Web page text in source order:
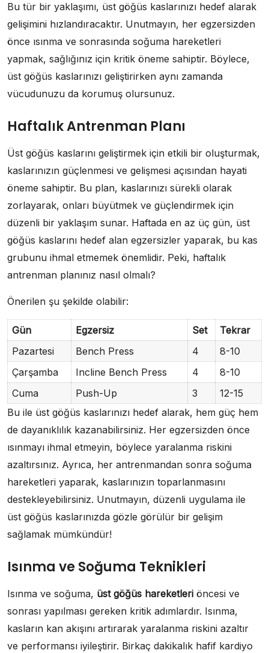
Bu tür bir yaklaşımı, üst göğüs kaslarınızı hedef alarak
gelişimini hızlandıracaktır. Unutmayın, her egzersizden
önce ısınma ve sonrasında soğuma hareketleri
yapmak, sağlığınız için kritik öneme sahiptir. Böylece,
üst göğüs kaslarınızı geliştirirken aynı zamanda
vücudunuzu da korumuş olursunuz.
Haftalık Antrenman Planı
Üst göğüs kaslarını geliştirmek için etkili bir oluşturmak,
kaslarınızın güçlenmesi ve gelişmesi açısından hayati
öneme sahiptir. Bu plan, kaslarınızı sürekli olarak
zorlayarak, onları büyütmek ve güçlendirmek için
düzenli bir yaklaşım sunar. Haftada en az üç gün, üst
göğüs kaslarını hedef alan egzersizler yaparak, bu kas
grubunu ihmal etmemek önemlidir. Peki, haftalık
antrenman planınız nasıl olmalı?
Önerilen şu şekilde olabilir:
Gün Egzersiz Set
Tekrar
Pazartesi
Bench Press 4
8-10
Çarşamba
Incline Bench Press 4
8-10
Cuma
Push-Up 3
12-15
Bu ile üst göğüs kaslarınızı hedef alarak, hem güç hem
de dayanıklılık kazanabilirsiniz. Her egzersizden önce
ısınmayı ihmal etmeyin, böylece yaralanma riskini
azaltırsınız. Ayrıca, her antrenmandan sonra soğuma
hareketleri yaparak, kaslarınızın toparlanmasını
destekleyebilirsiniz. Unutmayın, düzenli uygulama ile
üst göğüs kaslarınızda gözle görülür bir gelişim
sağlamak mümkündür!
Isınma ve Soğuma Teknikleri
Isınma ve soğuma, üst göğüs hareketleri öncesi ve
sonrası yapılması gereken kritik adımlardır. Isınma,
kasların kan akışını artırarak yaralanma riskini azaltır
ve performansı iyileştirir. Birkaç dakikalık hafif kardiyo